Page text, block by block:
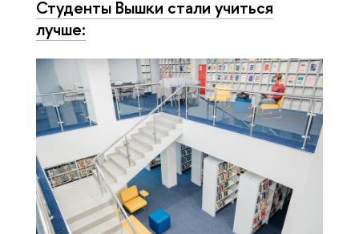
Студенты Вышки стали учиться
лучше: